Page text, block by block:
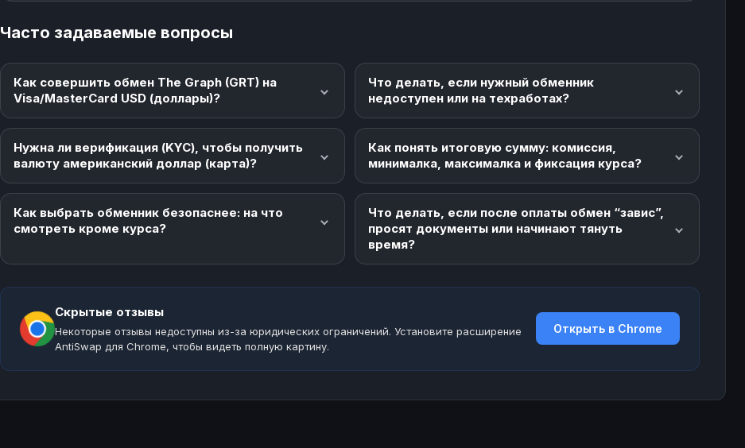
Часто задаваемые вопросы
Как совершить обмен The Graph (GRT) на
Visa/MasterCard USD (доллары)?
Что делать, если нужный обменник
недоступен или на техработах?
Нужна ли верификация (KYC), чтобы получить
валюту американский доллар (карта)?
Как понять итоговую сумму: комиссия,
минималка, максималка и фиксация курса?
Как выбрать обменник безопаснее: на что
смотреть кроме курса?
Что делать, если после оплаты обмен “завис”,
просят документы или начинают тянуть
время?
Скрытые отзывы
Некоторые отзывы недоступны из-за юридических ограничений. Установите расширение
AntiSwap для Chrome, чтобы видеть полную картину.
Открыть в Chrome